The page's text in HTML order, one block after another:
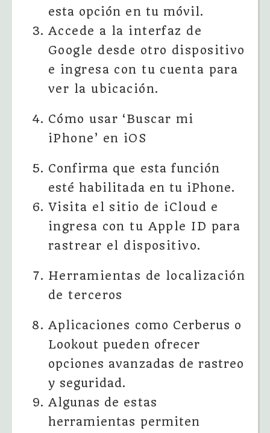
esta opción en tu móvil.
Accede a la interfaz de
Google desde otro dispositivo
e ingresa con tu cuenta para
ver la ubicación.
Cómo usar ‘Buscar mi
iPhone’ en iOS
Confirma que esta función
esté habilitada en tu iPhone.
Visita el sitio de iCloud e
ingresa con tu Apple ID para
rastrear el dispositivo.
Herramientas de localización
de terceros
Aplicaciones como Cerberus o
Lookout pueden ofrecer
opciones avanzadas de rastreo
y seguridad.
Algunas de estas
herramientas permiten